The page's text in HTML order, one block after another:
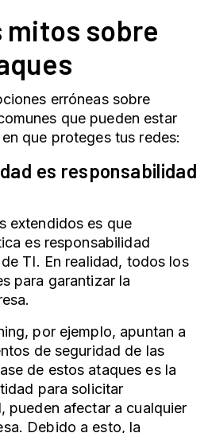
mitos sobre
erróneas sobre
que pueden estar
que proteges tus redes:
es responsabilidad
extendidos es que
es responsabilidad
TI. En realidad, todos los
para garantizar la
por ejemplo, apuntan a
de seguridad de las
de estos ataques es la
para solicitar
pueden afectar a cualquier
Debido a esto, la